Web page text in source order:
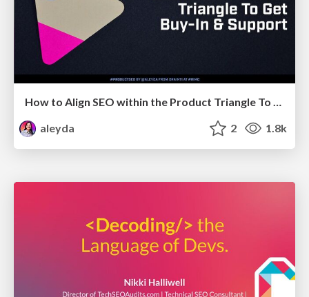
How to Align SEO within the Product Triangle To Get Buy-In & Support - #RIMC
aleyda
2 1.8k